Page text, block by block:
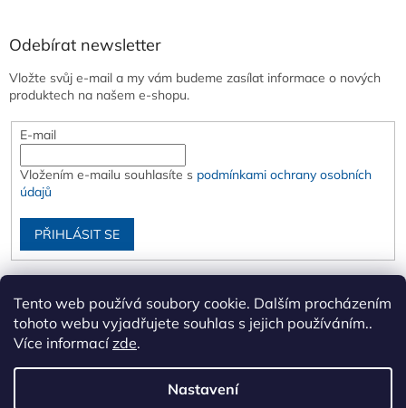
Tento web používá soubory cookie. Dalším procházením
tohoto webu vyjadřujete souhlas s jejich používáním..
Více informacízde.
Nastavení
Odebírat newsletter
Vložte svůj e-mail a my vám budeme zasílat informace o nových
produktech na našem e-shopu.
E-mail
Vložením e-mailu souhlasíte s podmínkami ochrany osobních
údajů
PŘIHLÁSIT SE
Vytvořil Shoptet